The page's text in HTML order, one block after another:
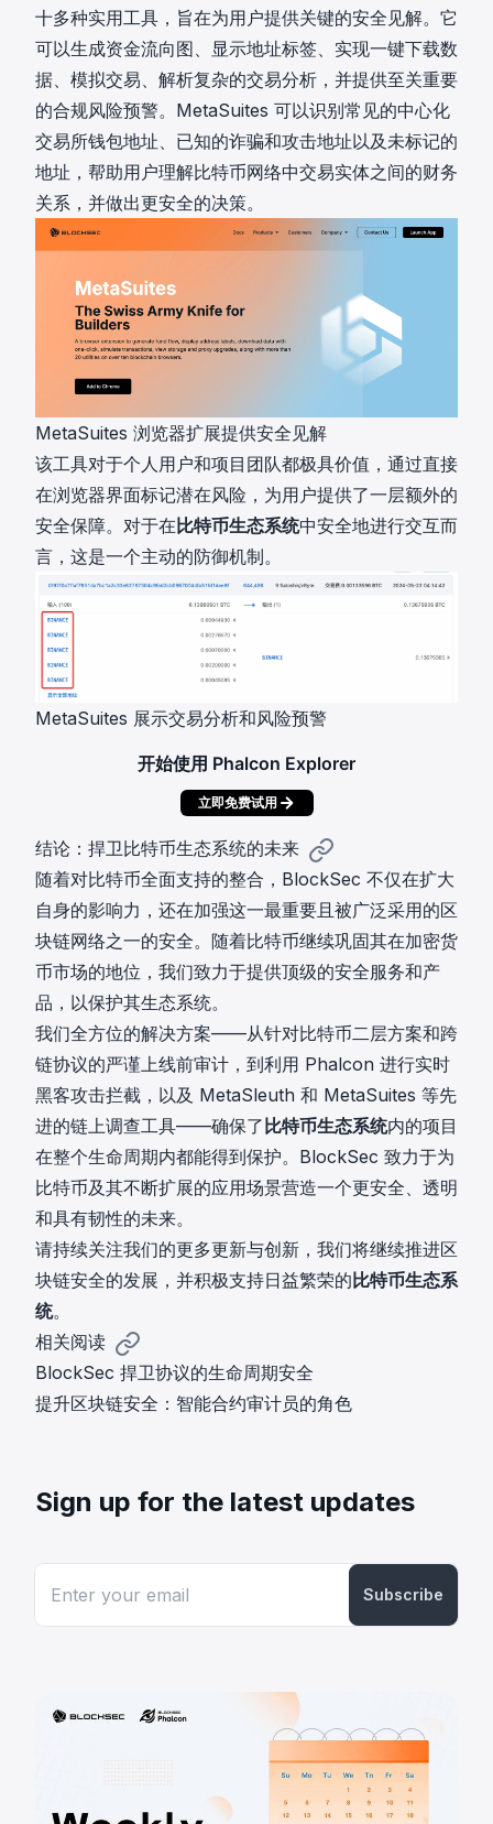
十多种实用工具，旨在为用户提供关键的安全见解。它
可以生成资金流向图、显示地址标签、实现一键下载数
据、模拟交易、解析复杂的交易分析，并提供至关重要
的合规风险预警。MetaSuites 可以识别常见的中心化
交易所钱包地址、已知的诈骗和攻击地址以及未标记的
地址，帮助用户理解比特币网络中交易实体之间的财务
关系，并做出更安全的决策。
MetaSuites 浏览器扩展提供安全见解
该工具对于个人用户和项目团队都极具价值，通过直接
在浏览器界面标记潜在风险，为用户提供了一层额外的
安全保障。对于在 比特币生态系统中安全地进行交互而
言，这是一个主动的防御机制。
MetaSuites 展示交易分析和风险预警
开始使用 Phalcon Explorer
立即免费试用
结论：捍卫比特币生态系统的未来
随着对比特币全面支持的整合，BlockSec 不仅在扩大
自身的影响力，还在加强这一最重要且被广泛采用的区
块链网络之一的安全。随着比特币继续巩固其在加密货
币市场的地位，我们致力于提供顶级的安全服务和产
品，以保护其生态系统。
我们全方位的解决方案——从针对比特币二层方案和跨
链协议的严谨上线前审计，到利用 Phalcon 进行实时
黑客攻击拦截，以及 MetaSleuth 和 MetaSuites 等先
进的链上调查工具——确保了 比特币生态系统内的项目
在整个生命周期内都能得到保护。BlockSec 致力于为
比特币及其不断扩展的应用场景营造一个更安全、透明
和具有韧性的未来。
请持续关注我们的更多更新与创新，我们将继续推进区
块链安全的发展，并积极支持日益繁荣的 比特币生态系
统。
相关阅读
BlockSec 捍卫协议的生命周期安全
提升区块链安全：智能合约审计员的角色
Sign up for the latest updates
Subscribe